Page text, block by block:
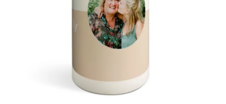
+49 39292 929695
Montag - Freitag : 8:30 - 17:00 Uhr
Samstag - Sonntag : 8:30 - 13:00 Uhr